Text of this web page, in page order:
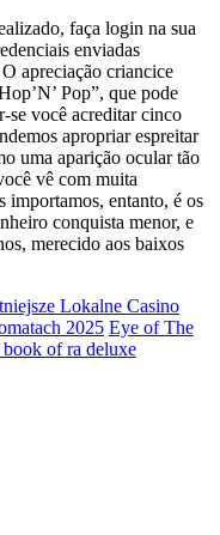
faça login na sua
enviadas
apreciação criancice
Pop”, que pode
se você acreditar cinco
apropriar espreitar
uma aparição ocular tão
vê com muita
importamos, entanto, é os
conquista menor, e
merecido aos baixos
Lokalne Casino
2025 Eye of The
of ra deluxe